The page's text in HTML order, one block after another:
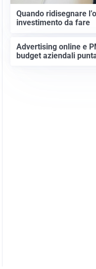
Quando ridisegnare
investimento da fare
Advertising online e
budget aziendali